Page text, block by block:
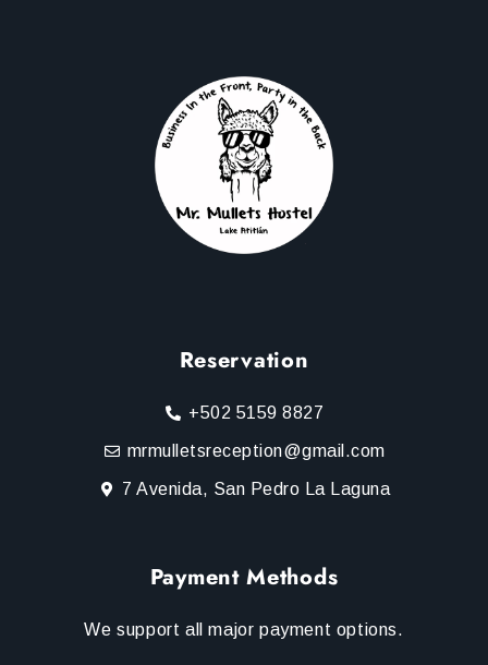
Reservation
+502 5159 8827
mrmulletsreception@gmail.com
7 Avenida, San Pedro La Laguna
Payment Methods
We support all major payment options.